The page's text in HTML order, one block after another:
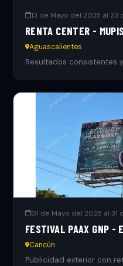
13 de Mayo del 2025 al 23
RENTA CENTER - MUPIS
Aguascalientes
Resultados consistentes
01 de Mayo del 2025 al 31
FESTIVAL PAAX GNP -
Cancún
Publicidad exterior con